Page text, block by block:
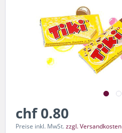
chf 0.80
Preise inkl. MwSt.zzgl. Versandkosten